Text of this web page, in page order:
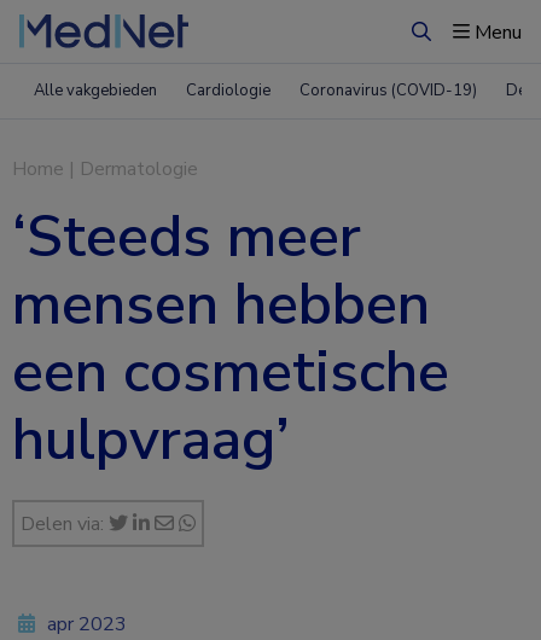
ZoekenMenu
Alle vakgebieden Cardiologie Coronavirus (COVID-19)
Home | Dermatologie
‘Steeds meer
mensen hebben
een cosmetische
hulpvraag’
Delen via:
apr 2023